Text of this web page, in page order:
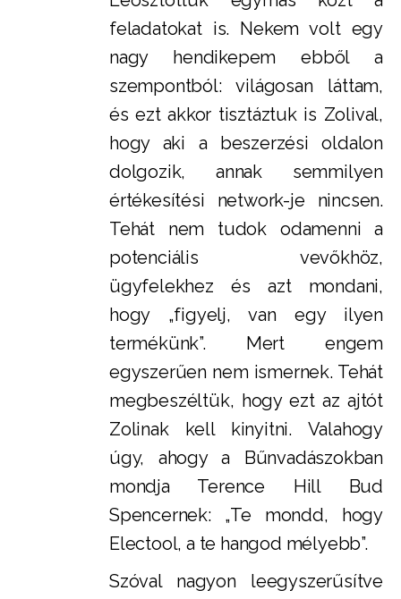
feladatokat is. Nekem volt egy
nagy hendikepem ebből a
szempontból: világosan láttam,
és ezt akkor tisztáztuk is Zolival,
hogy aki a beszerzési oldalon
dolgozik, annak semmilyen
értékesítési network-je nincsen.
Tehát nem tudok odamenni a
potenciális vevőkhöz,
ügyfelekhez és azt mondani,
hogy „figyelj, van egy ilyen
termékünk”. Mert engem
egyszerűen nem ismernek. Tehát
megbeszéltük, hogy ezt az ajtót
Zolinak kell kinyitni. Valahogy
úgy, ahogy a Bűnvadászokban
mondja Terence Hill Bud
Spencernek: „Te mondd, hogy
Electool, a te hangod mélyebb”.
Szóval nagyon leegyszerűsítve